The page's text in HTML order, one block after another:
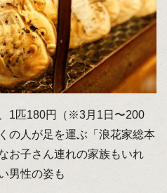
1匹180円（※3月1日〜200
の人が足を運ぶ「浪花家総本
お子さん連れの家族もいれ
男性の姿も